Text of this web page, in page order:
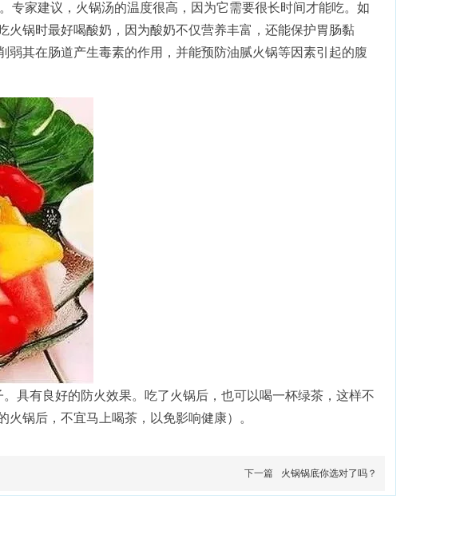
专家建议，火锅汤的温度很高，因为它需要很长时间才能吃。如
锅时最好喝酸奶，因为酸奶不仅营养丰富，还能保护胃肠黏
其在肠道产生毒素的作用，并能预防油腻火锅等因素引起的腹
具有良好的防火效果。吃了火锅后，也可以喝一杯绿茶，这样不
锅后，不宜马上喝茶，以免影响健康）。
下一篇 火锅锅底你选对了吗？